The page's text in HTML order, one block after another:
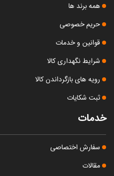
همه برند ها
حریم خصوصی
قوانین و خدمات
شرایط نگهداری کالا
رویه های بازگرداندن کالا
ثبت شکایات
خدمات
سفارش اختصاصی
مقالات